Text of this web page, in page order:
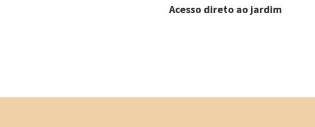
Acesso direto ao jardim